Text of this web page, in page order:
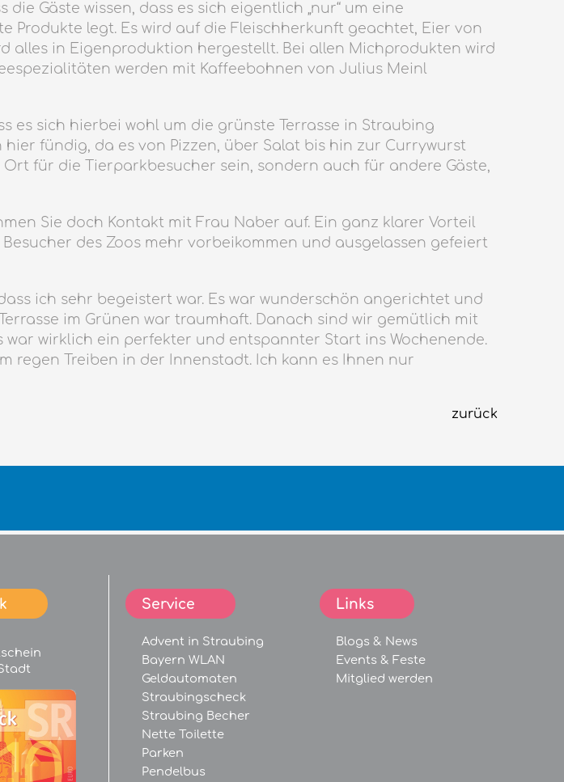
Gäste wissen, dass es sich eigentlich „nur“ um eine
Produkte legt. Es wird auf die Fleischherkunft geachtet, Eier von
alles in Eigenproduktion hergestellt. Bei allen Michprodukten wird
werden mit Kaffeebohnen von Julius Meinl
es sich hierbei wohl um die grünste Terrasse in Straubing
fündig, da es von Pizzen, über Salat bis hin zur Currywurst
für die Tierparkbesucher sein, sondern auch für andere Gäste,
Sie doch Kontakt mit Frau Naber auf. Ein ganz klarer Vorteil
des Zoos mehr vorbeikommen und ausgelassen gefeiert
ich sehr begeistert war. Es war wunderschön angerichtet und
im Grünen war traumhaft. Danach sind wir gemütlich mit
wirklich ein perfekter und entspannter Start ins Wochenende.
regen Treiben in der Innenstadt. Ich kann es Ihnen nur
zurück
Service
Advent in Straubing
Bayern WLAN
Geldautomaten
Straubingscheck
Straubing Becher
Nette Toilette
Parken
Pendelbus
Links
Blogs & News
Events & Feste
Mitglied werden